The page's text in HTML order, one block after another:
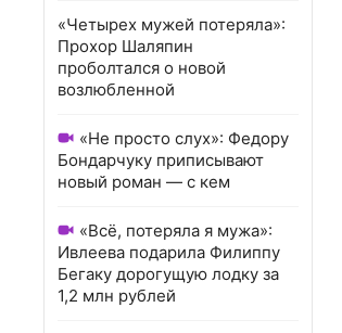
«Четырех мужей потеряла»:
Прохор Шаляпин
проболтался о новой
возлюбленной
«Не просто слух»: Федору
Бондарчуку приписывают
новый роман — с кем
«Всё, потеряла я мужа»:
Ивлеева подарила Филиппу
Бегаку дорогущую лодку за
1,2 млн рублей